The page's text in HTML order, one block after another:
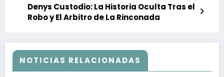
Denys Custodio: La Historia Oculta Tras el
Robo y El Arbitro de La Rinconada
NOTICIAS RELACIONADAS